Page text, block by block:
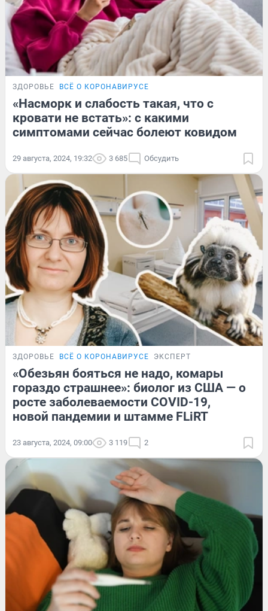
ЗДОРОВЬЕ ВСЁ О КОРОНАВИРУСЕ
«Насморк и слабость такая, что с
кровати не встать»: с какими
симптомами сейчас болеют ковидом
29 августа, 2024, 19:32 3 685 Обсудить
ЗДОРОВЬЕ ВСЁ О КОРОНАВИРУСЕ ЭКСПЕРТ
«Обезьян бояться не надо, комары
гораздо страшнее»: биолог из США — о
росте заболеваемости COVID-19,
новой пандемии и штамме FLiRT
23 августа, 2024, 09:00 3 119 2